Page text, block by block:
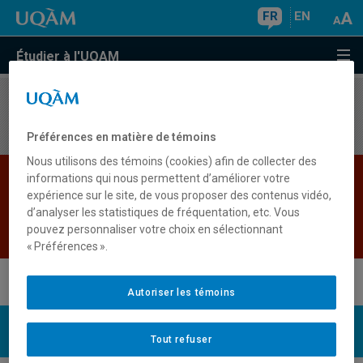
FR EN
Étudier à l'UQAM
Aucun résultat
Les bases de données institutionnelles sont
indisponibles pour le moment. Veuillez
réessayer plus tard.
Retour
UQAM
Préférences en matière de témoins
Nous utilisons des témoins (cookies) afin de collecter des
informations qui nous permettent d’améliorer votre
expérience sur le site, de vous proposer des contenus vidéo,
d’analyser les statistiques de fréquentation, etc. Vous
pouvez personnaliser votre choix en sélectionnant
« Préférences ».
Tout refuser
Autoriser les témoins